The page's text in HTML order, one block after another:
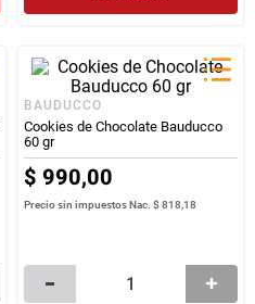
BAUDUCCO
Cookies de Chocolate Bauducco
60 gr
$ 990,00
Precio sin impuestos Nac.$ 818,18